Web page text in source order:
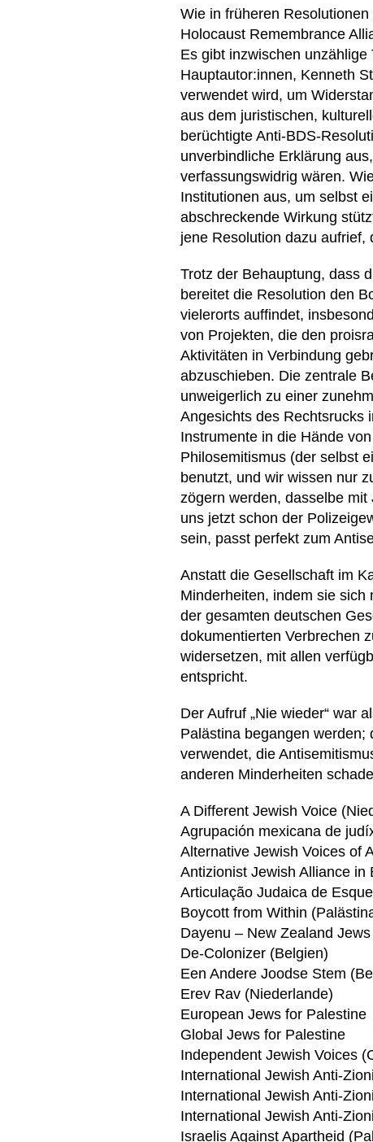
Wie in früheren
Holocaust Remembrance
Es gibt inzwischen
Hauptautor:innen, Kenneth
verwendet wird, um
aus dem juristischen,
berüchtigte Anti-BDS-
unverbindliche Erklärung
verfassungswidrig wären.
Institutionen aus, um selbst
abschreckende Wirkung
jene Resolution dazu
Trotz der Behauptung, dass
bereitet die Resolution den
vielerorts auffindet,
von Projekten, die den
Aktivitäten in Verbindung
abzuschieben. Die zentrale
unweigerlich zu einer
Angesichts des Rechtsrucks
Instrumente in die Hände
Philosemitismus (der selbst
benutzt, und wir wissen nur
zögern werden, dasselbe
uns jetzt schon der
sein, passt perfekt zum
Anstatt die Gesellschaft im
Minderheiten, indem sie sich
der gesamten deutschen
dokumentierten Verbrechen
widersetzen, mit allen
entspricht.
Der Aufruf „Nie wieder“ war
Palästina begangen
verwendet, die
anderen Minderheiten
A Different Jewish Voice
Agrupación mexicana de
Alternative Jewish Voices of
Antizionist Jewish Alliance in
Articulação Judaica de
Boycott from Within
Dayenu – New Zealand
De-Colonizer (Belgien)
Een Andere Joodse Stem
Erev Rav (Niederlande)
European Jews for Palestine
Global Jews for Palestine
Independent Jewish Voices
International Jewish Anti-
International Jewish Anti-
International Jewish Anti-
Israelis Against Apartheid